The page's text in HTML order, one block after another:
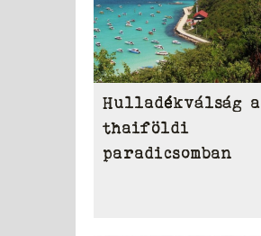
Hulladékválság a
thaiföldi
paradicsomban